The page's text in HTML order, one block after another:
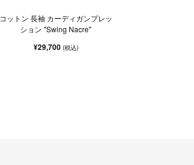
コットン 長袖 カーディガンプレッ
ション "Swing Nacre"
¥29,700 (税込)